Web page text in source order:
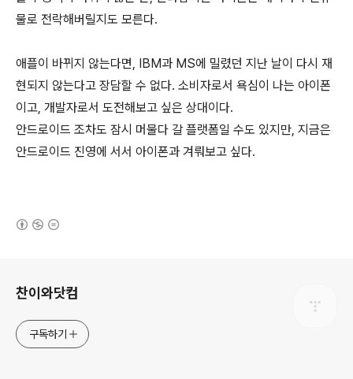
물로 전락해버릴지도 모른다.
애플이 바뀌지 않는다면, IBM과 MS에 밀렸던 지난 날이 다시 재
현되지 않는다고 장담할 수 없다. 소비자로서 욕심이 나는 아이폰
이고, 개발자로서 도전해보고 싶은 상대이다.
안드로이드 조차도 잠시 머물다 갈 플랫폼일 수도 있지만, 지금은
안드로이드 진영에 서서 아이폰과 겨뤄보고 싶다.
찬이와닷컴
구독하기